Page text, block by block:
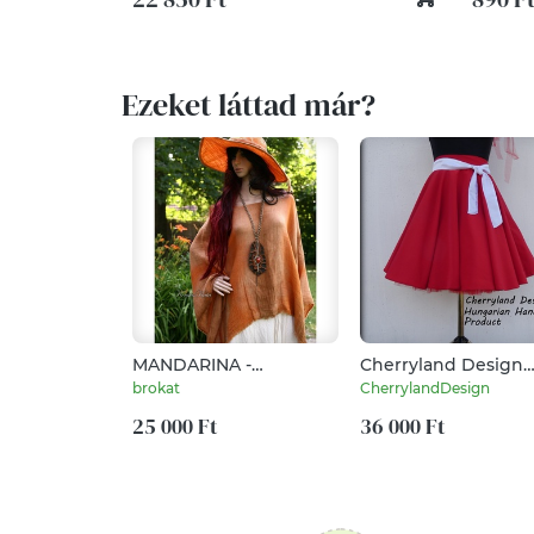
Ezeket láttad már?
MANDARINA -
extravagáns design-
brokat
25 000 Ft
Cherryland Design
Piros Nehézselyem
Rockabilly stílusú
szoknya
/Alsószoknyával
CherrylandDesign
36 000 Ft